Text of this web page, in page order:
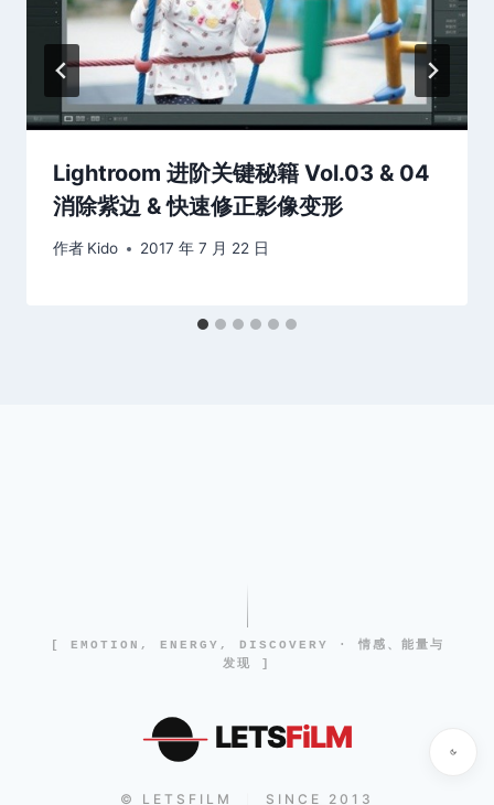
Lightroom 进阶关键秘籍 Vol.03 & 04
消除紫边 & 快速修正影像变形
作者 Kido 2017 年 7 月 22 日
[ EMOTION, ENERGY, DISCOVERY · 情感、能量与
发现 ]
LETSFiLM
© LETSFILM SINCE 2013